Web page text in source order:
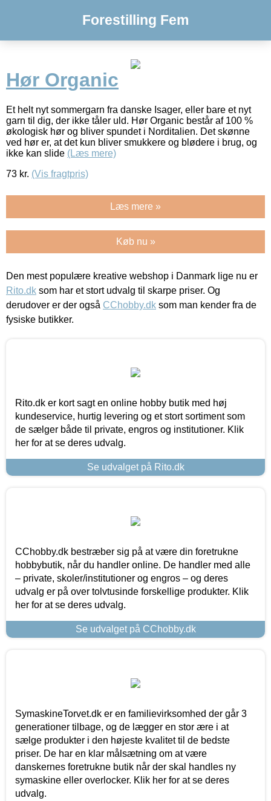
Forestilling Fem
Hør Organic
Et helt nyt sommergarn fra danske Isager, eller bare et nyt
garn til dig, der ikke tåler uld. Hør Organic består af 100 %
økologisk hør og bliver spundet i Norditalien. Det skønne
ved hør er, at det kun bliver smukkere og blødere i brug, og
ikke kan slide (Læs mere)
73 kr. (Vis fragtpris)
Læs mere »
Køb nu »
Den mest populære kreative webshop i Danmark lige nu er
Rito.dk som har et stort udvalg til skarpe priser. Og
derudover er der også CChobby.dk som man kender fra de
fysiske butikker.
Rito.dk er kort sagt en online hobby butik med høj
kundeservice, hurtig levering og et stort sortiment som
de sælger både til private, engros og institutioner. Klik
her for at se deres udvalg.
Se udvalget på Rito.dk
CChobby.dk bestræber sig på at være din foretrukne
hobbybutik, når du handler online. De handler med alle
– private, skoler/institutioner og engros – og deres
udvalg er på over tolvtusinde forskellige produkter. Klik
her for at se deres udvalg.
Se udvalget på CChobby.dk
SymaskineTorvet.dk er en familievirksomhed der går 3
generationer tilbage, og de lægger en stor ære i at
sælge produkter i den højeste kvalitet til de bedste
priser. De har en klar målsætning om at være
danskernes foretrukne butik når der skal handles ny
symaskine eller overlocker. Klik her for at se deres
udvalg.